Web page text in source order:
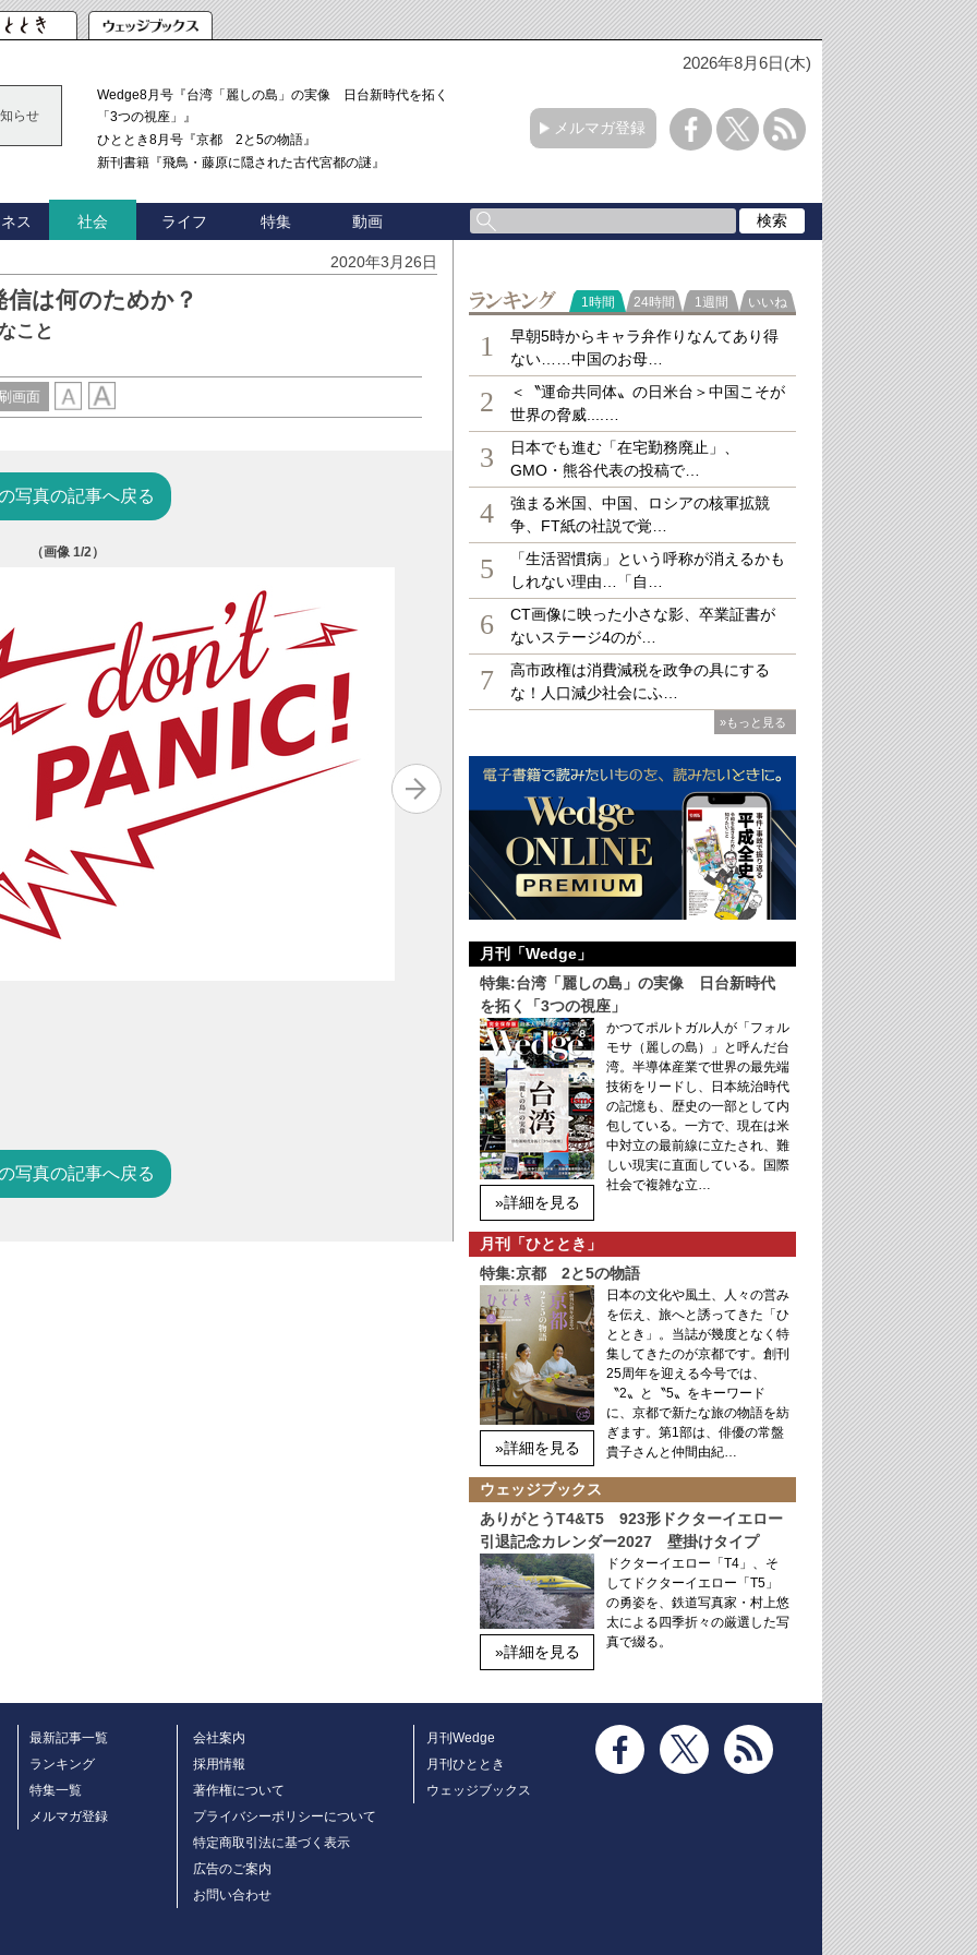
2026年8月6日(木)
らせ
Wedge8月号『台湾「麗しの島」の実像 日台新時代を拓く
「3つの視座」』
ひととき8月号『京都 2と5の物語』
新刊書籍『飛鳥・藤原に隠された古代宮都の謎』
メルマガ登録
ス 社会 ライフ 特集 動画
2020年3月26日
は何のためか？
こと
画面
写真の記事へ戻る
（画像1/2）
坂元 昇（さかもと・のぼる）1978年横浜市立大学医学部医学科卒業、大阪大学大学院医学
政府給費留学生・リヨン神経病院・リヨン大学病理学教室。ニューヨーク市立ベルビュー病
ー製薬臨床統括部長を経て、川崎市中原保健所主幹。その後、ロンドン大学衛生熱帯医学大
写真の記事へ戻る
ラ
1時間 24時間 1週間 いいね
1
早朝5時からキャラ弁作りなんてあり得
ない……中国のお母…
2
＜〝運命共同体〟の日米台＞中国こそが
世界の脅威....…
3
日本でも進む「在宅勤務廃止」、
GMO・熊谷代表の投稿で…
4
強まる米国、中国、ロシアの核軍拡競
争、FT紙の社説で覚…
5
「生活習慣病」という呼称が消えるかも
しれない理由…「自…
6
CT画像に映った小さな影、卒業証書が
ないステージ4のが…
7
高市政権は消費減税を政争の具にする
な！人口減少社会にふ…
»もっと見る
月刊「Wedge」
特集:台湾「麗しの島」の実像 日台新時代
を拓く「3つの視座」
»詳細を見る
かつてポルトガル人が「フォル
モサ（麗しの島）」と呼んだ台
湾。半導体産業で世界の最先端
技術をリードし、日本統治時代
の記憶も、歴史の一部として内
包している。一方で、現在は米
中対立の最前線に立たされ、難
しい現実に直面している。国際
社会で複雑な立…
月刊「ひととき」
特集:京都 2と5の物語
»詳細を見る
日本の文化や風土、人々の営み
を伝え、旅へと誘ってきた「ひ
ととき」。当誌が幾度となく特
集してきたのが京都です。創刊
25周年を迎える今号では、
〝2〟と〝5〟をキーワード
に、京都で新たな旅の物語を紡
ぎます。第1部は、俳優の常盤
貴子さんと仲間由紀…
ウェッジブックス
ありがとうT4&T5 923形ドクターイエロー
引退記念カレンダー2027 壁掛けタイプ
»詳細を見る
ドクターイエロー「T4」、そ
してドクターイエロー「T5」
の勇姿を、鉄道写真家・村上悠
太による四季折々の厳選した写
真で綴る。
最新記事一覧
ランキング
特集一覧
メルマガ登録
会社案内
採用情報
著作権について
プライバシーポリシーについて
特定商取引法に基づく表示
広告のご案内
お問い合わせ
月刊Wedge
月刊ひととき
ウェッジブックス